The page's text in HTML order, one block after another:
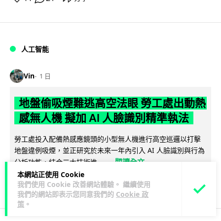
本網站正使用 Cookie
我們使用 Cookie 改善網站體驗。 繼續使用
我們的網站即表示您同意我們的 Cookie 政
策 。
人工智能
Vin 1 日
地盤偷吸煙難逃高空法眼 勞工處出動熱
感無人機 擬加 AI 人臉識別精準執法
勞工處投入配備熱感應鏡頭的小型無人機進行高空巡邏以打擊
地盤違例吸煙，並正研究於未來一年內引入 AI 人臉識別與行為
分析功能，結合三大技術進一... 閱讀全文
246 55 ↗ 分享